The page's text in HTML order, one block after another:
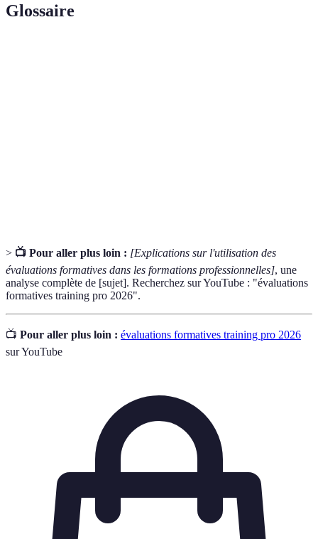
Glossaire
> 📺 Pour aller plus loin : [Explications sur l'utilisation des
évaluations formatives dans les formations professionnelles], une
analyse complète de [sujet]. Recherchez sur YouTube : "évaluations
formatives training pro 2026".
📺 Pour aller plus loin : évaluations formatives training pro 2026
sur YouTube